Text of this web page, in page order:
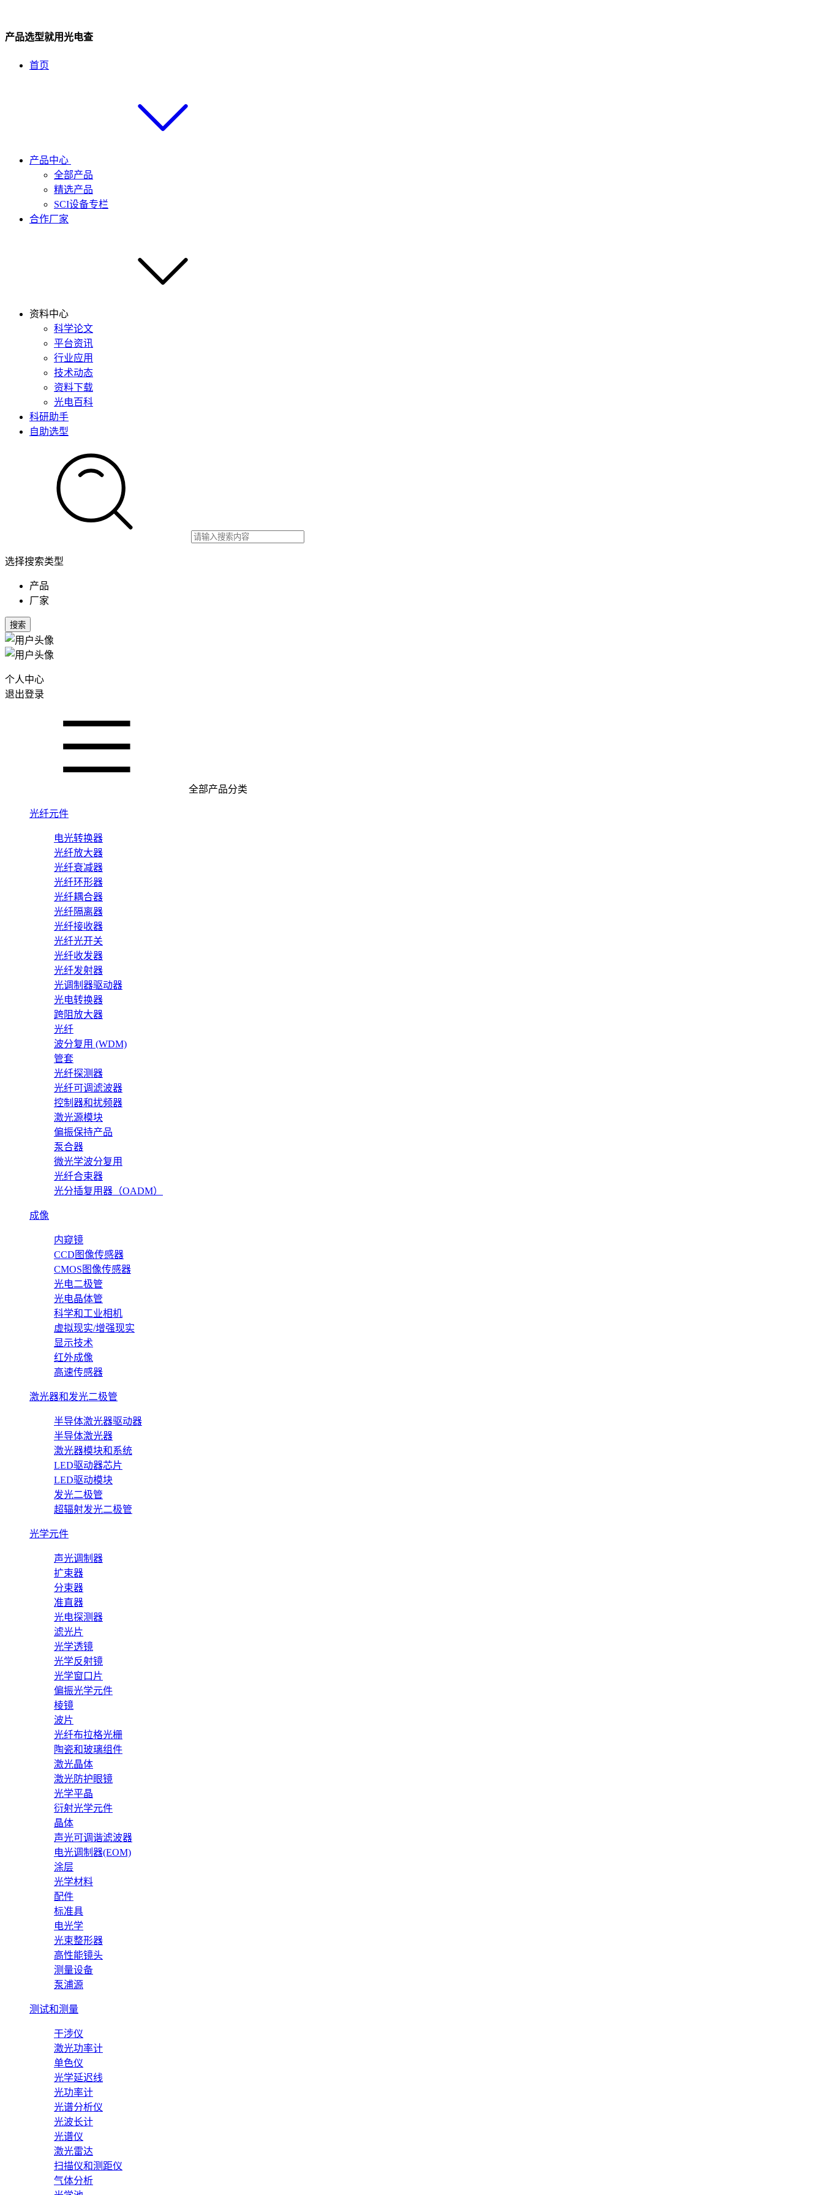
产品选型就用光电查
首页
产品中心
全部产品
精选产品
SCI设备专栏
合作厂家
资料中心
科学论文
平台资讯
行业应用
技术动态
资料下载
光电百科
科研助手
自助选型
选择搜索类型
产品
厂家
搜索
个人中心
退出登录
全部产品分类
光纤元件
电光转换器
光纤放大器
光纤衰减器
光纤环形器
光纤耦合器
光纤隔离器
光纤接收器
光纤光开关
光纤收发器
光纤发射器
光调制器驱动器
光电转换器
跨阻放大器
光纤
波分复用 (WDM)
管套
光纤探测器
光纤可调滤波器
控制器和扰频器
激光源模块
偏振保持产品
泵合器
微光学波分复用
光纤合束器
光分插复用器（OADM）
成像
内窥镜
CCD图像传感器
CMOS图像传感器
光电二极管
光电晶体管
科学和工业相机
虚拟现实/增强现实
显示技术
红外成像
高速传感器
激光器和发光二极管
半导体激光器驱动器
半导体激光器
激光器模块和系统
LED驱动器芯片
LED驱动模块
发光二极管
超辐射发光二极管
光学元件
声光调制器
扩束器
分束器
准直器
光电探测器
滤光片
光学透镜
光学反射镜
光学窗口片
偏振光学元件
棱镜
波片
光纤布拉格光栅
陶瓷和玻璃组件
激光晶体
激光防护眼镜
光学平晶
衍射光学元件
晶体
声光可调谐滤波器
电光调制器(EOM)
涂层
光学材料
配件
标准具
电光学
光束整形器
高性能镜头
测量设备
泵浦源
测试和测量
干涉仪
激光功率计
单色仪
光学延迟线
光功率计
光谱分析仪
光波长计
光谱仪
激光雷达
扫描仪和测距仪
气体分析